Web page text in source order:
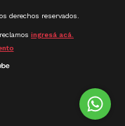
derechos reservados.
ingresá acá.